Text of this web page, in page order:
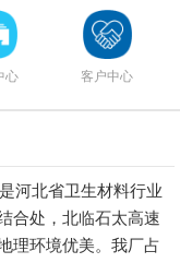
心 客户中心
河北省卫生材料行业
合处，北临石太高速
理环境优美。我厂占